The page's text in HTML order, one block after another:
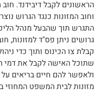
הראשונים לקבל דיבידנד.
וחוב המזונות כנגד הגרוש
התגרש תוך שהבעל מנהל
גרושים ניתן פס"ד למזונות,
קבלת צו הכינוס ותוך כדי
שתוכל האישה לקבל את דמי
ולאפשר להם חיים בריאים
מזונות לבית המשפט המחוזי